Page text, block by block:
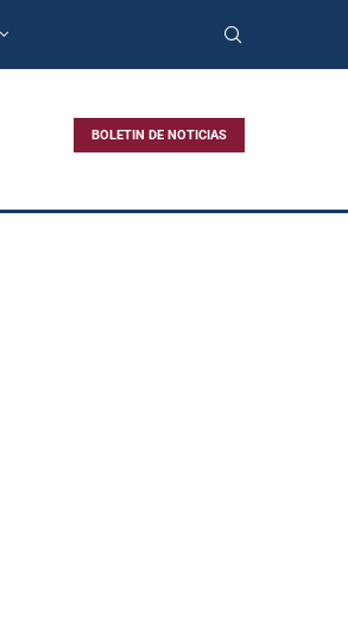
BOLETIN DE NOTICIAS